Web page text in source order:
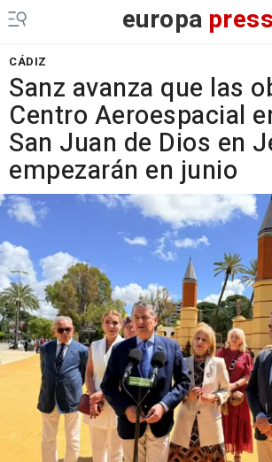
europa press
CÁDIZ
Sanz avanza que las
Centro Aeroespacial
San Juan de Dios en
empezarán en junio